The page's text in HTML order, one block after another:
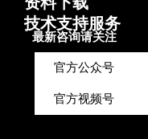
技术支持服务
最新咨询请关注
官方公众号
官方视频号